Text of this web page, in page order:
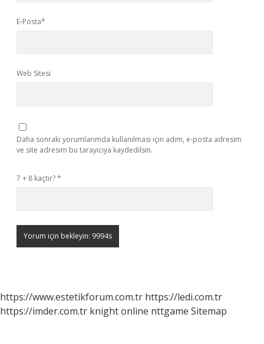
E-Posta*
Web Sitesi
Daha sonraki yorumlarımda kullanılması için adım, e-posta adresim
ve site adresim bu tarayıcıya kaydedilsin.
7 + 8 kaçtır?*
https://www.estetikforum.com.tr https://ledi.com.tr
https://imder.com.tr knight online nttgame Sitemap